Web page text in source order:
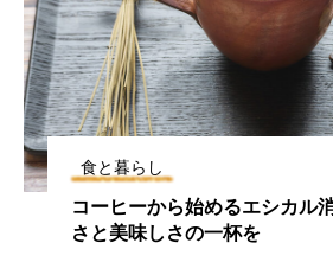
食と暮らし
コーヒーから始めるエシカル
さと美味しさの一杯を